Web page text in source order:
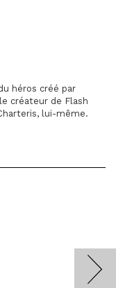
héros créé par
créateur de Flash
lui-même.